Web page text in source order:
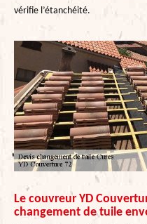
vérifie l’étanchéité.
Le couvreur YD
changement de tuile